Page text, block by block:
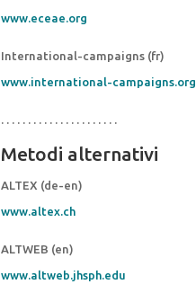
www.eceae.org
International-campaigns (fr)
www.international-campaigns.org
. . . . . . . . . . . . . . . . . . . . . .
Metodi alternativi
ALTEX (de-en)
www.altex.ch
ALTWEB (en)
www.altweb.jhsph.edu